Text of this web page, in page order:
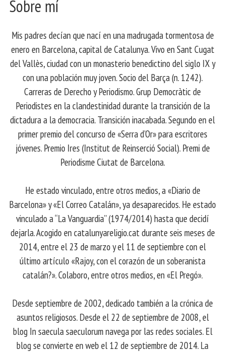
Sobre mí
Mis padres decían que nací en una madrugada tormentosa de
enero en Barcelona, ​​capital de Catalunya. Vivo en Sant Cugat
del Vallès, ciudad con un monasterio benedictino del siglo IX y
con una población muy joven. Socio del Barça (n. 1242).
Carreras de Derecho y Periodismo. Grup Democràtic de
Periodistes en la clandestinidad durante la transición de la
dictadura a la democracia. Transición inacabada. Segundo en el
primer premio del concurso de «Serra d’Or» para escritores
jóvenes. Premio Ires (Institut de Reinserció Social). Premi de
Periodisme Ciutat de Barcelona.
He estado vinculado, entre otros medios, a «Diario de
Barcelona» y «El Correo Catalán», ya desaparecidos. He estado
vinculado a “La Vanguardia” (1974/2014) hasta que decidí
dejarla. Acogido en catalunyareligio.cat durante seis meses de
2014, entre el 23 de marzo y el 11 de septiembre con el
último artículo «Rajoy, con el corazón de un soberanista
catalán?». Colaboro, entre otros medios, en «El Pregó».
Desde septiembre de 2002, dedicado también a la crónica de
asuntos religiosos. Desde el 22 de septiembre de 2008, el
blog In saecula saeculorum navega por las redes sociales. El
blog se convierte en web el 12 de septiembre de 2014. La